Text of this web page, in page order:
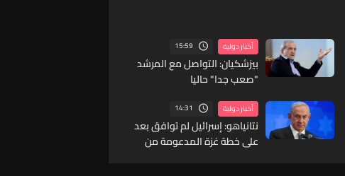
أخبار دولية 15:59
بيزشكيان: التواصل مع المرشد
"صعب جدا" حاليا
أخبار دولية 14:31
نتانياهو: إسرائيل لم توافق بعد
على خطة غزة المدعومة من